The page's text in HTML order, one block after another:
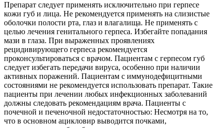
Препарат следует применять исключительно при герпесе
кожи губ и лица. Не рекомендуется применять на слизистые
оболочки полости рта, глаз и влагалища. Не применять с
целью лечения генитального герпеса. Избегайте попадания
мази в глаза. При выраженных проявлениях
рецидивирующего герпеса рекомендуется
проконсультироваться с врачом. Пациентам с герпесом губ
следует избегать передачи вируса, особенно при наличии
активных поражений. Пациентам с иммунодефицитными
состояниями не рекомендуется использовать препарат. Такие
пациенты при лечении любых инфекционных заболеваний
должны следовать рекомендациям врача. Пациенты с
почечной и печеночной недостаточностью: Несмотря на то,
что в основном ацикловир выводится почками,